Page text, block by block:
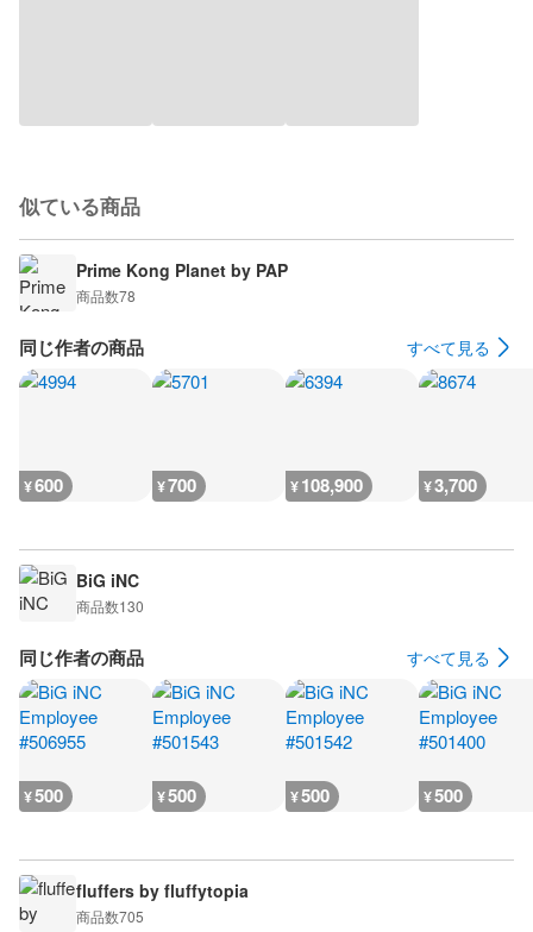
似ている商品
Prime Kong Planet by PAP
商品数78
同じ作者の商品 すべて見る
¥600 ¥700 ¥108,900 ¥3,700
BiG iNC
商品数130
同じ作者の商品 すべて見る
¥500 ¥500 ¥500 ¥500
fluffers by fluffytopia
商品数705